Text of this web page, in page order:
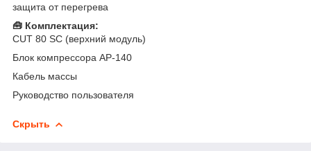
защита от перегрева
🧰 Комплектация:
CUT 80 SC (верхний модуль)
Блок компрессора AP-140
Кабель массы
Руководство пользователя
Скрыть